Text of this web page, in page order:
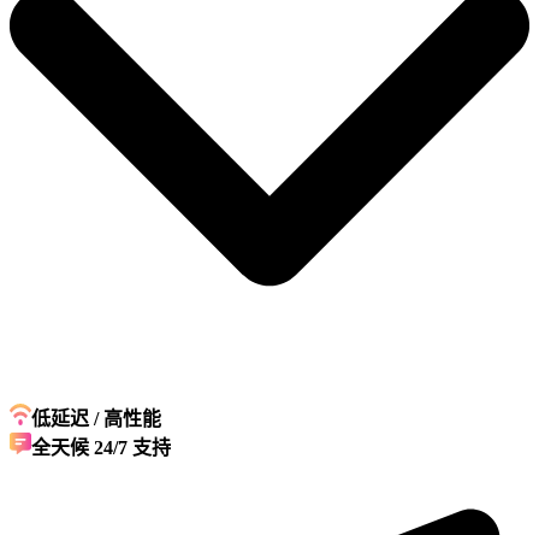
低延迟 / 高性能
全天候 24/7 支持